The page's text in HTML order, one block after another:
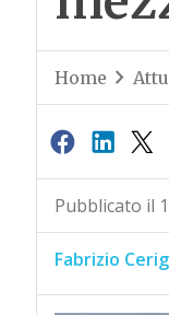
Home
Pubblicato il
Fabrizio